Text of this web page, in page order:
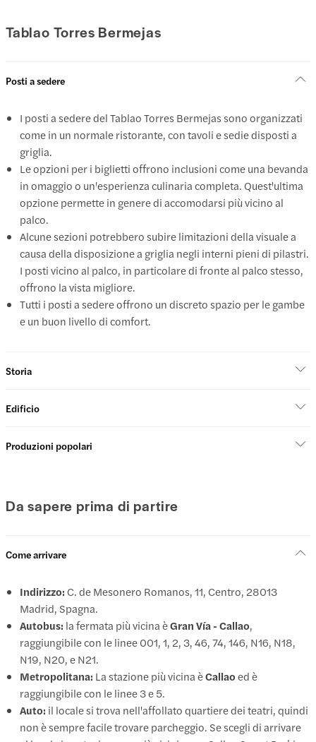
Tablao Torres Bermejas
Posti a sedere
I posti a sedere del Tablao Torres Bermejas sono organizzati
come in un normale ristorante, con tavoli e sedie disposti a
griglia.
Le opzioni per i biglietti offrono inclusioni come una bevanda
in omaggio o un'esperienza culinaria completa. Quest'ultima
opzione permette in genere di accomodarsi più vicino al
palco.
Alcune sezioni potrebbero subire limitazioni della visuale a
causa della disposizione a griglia negli interni pieni di pilastri.
I posti vicino al palco, in particolare di fronte al palco stesso,
offrono la vista migliore.
Tutti i posti a sedere offrono un discreto spazio per le gambe
e un buon livello di comfort.
Storia
Edificio
Produzioni popolari
Da sapere prima di partire
Come arrivare
Indirizzo: C. de Mesonero Romanos, 11, Centro, 28013
Madrid, Spagna.
Autobus: la fermata più vicina èGran Vía - Callao,
raggiungibile con le linee 001, 1, 2, 3, 46, 74, 146, N16, N18,
N19, N20, e N21.
Metropolitana: La stazione più vicina èCallaoed è
raggiungibile con le linee 3 e 5.
Auto: il locale si trova nell'affollato quartiere dei teatri, quindi
non è sempre facile trovare parcheggio. Se scegli di arrivare